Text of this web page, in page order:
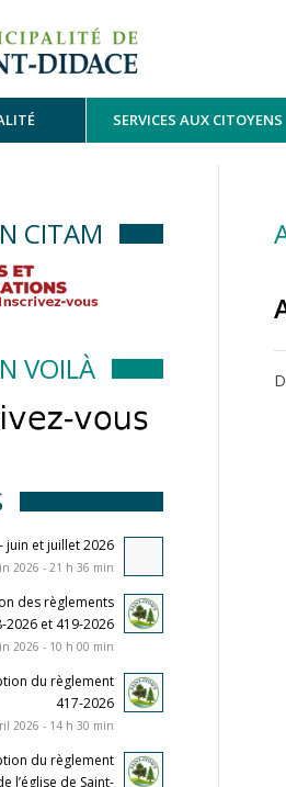
SERVICES AUX CITOYENS
CITAM
VOILÀ
juin et juillet 2026
2026 - 21 h 36 min
des règlements
2026 et 419-2026
2026 - 10 h 00 min
du règlement
417-2026
2026 - 14 h 30 min
du règlement
l’église de Saint-